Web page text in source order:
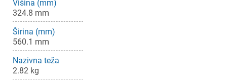
Višina (mm)
324.8 mm
Širina (mm)
560.1 mm
Nazivna teža
2.82 kg